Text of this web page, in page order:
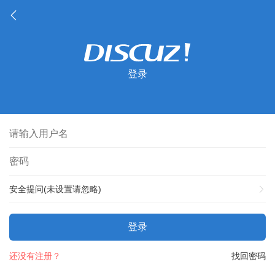
登录
安全提问(未设置请忽略)
登录
找回密码
还没有注册？